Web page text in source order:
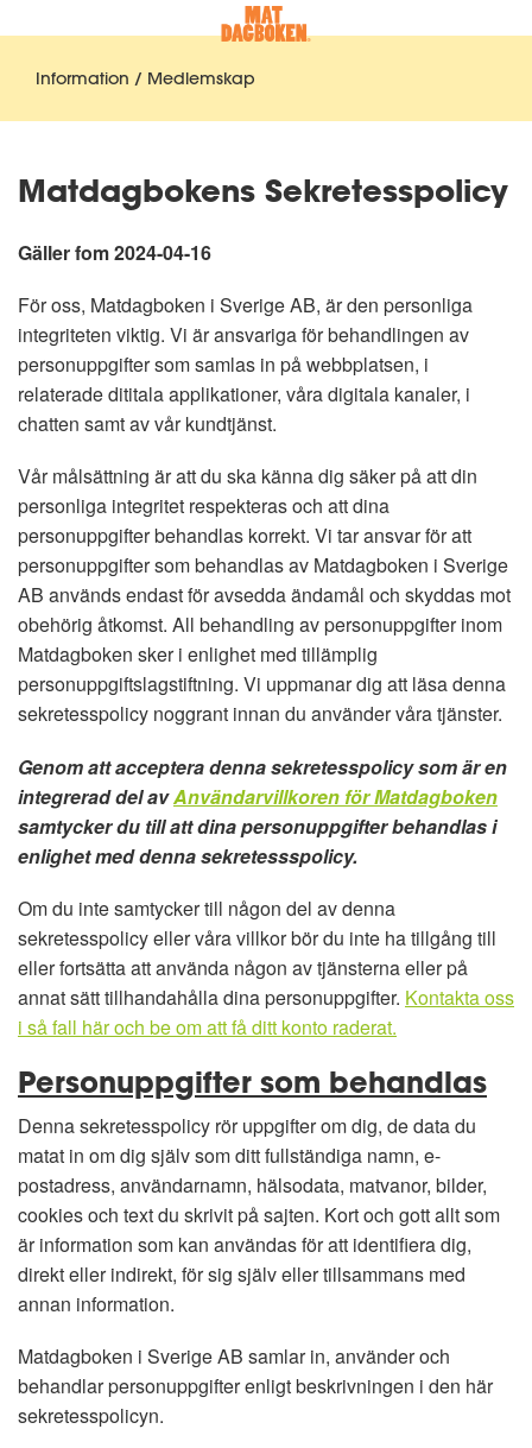
Information / Medlemskap
Matdagbokens Sekretesspolicy
Gäller fom 2024-04-16
För oss, Matdagboken i Sverige AB, är den personliga
integriteten viktig. Vi är ansvariga för behandlingen av
personuppgifter som samlas in på webbplatsen, i
relaterade dititala applikationer, våra digitala kanaler, i
chatten samt av vår kundtjänst.
Vår målsättning är att du ska känna dig säker på att din
personliga integritet respekteras och att dina
personuppgifter behandlas korrekt. Vi tar ansvar för att
personuppgifter som behandlas av Matdagboken i Sverige
AB används endast för avsedda ändamål och skyddas mot
obehörig åtkomst. All behandling av personuppgifter inom
Matdagboken sker i enlighet med tillämplig
personuppgiftslagstiftning. Vi uppmanar dig att läsa denna
sekretesspolicy noggrant innan du använder våra tjänster.
Genom att acceptera denna sekretesspolicy som är en
integrerad del avAnvändarvillkoren för Matdagboken
samtycker du till att dina personuppgifter behandlas i
enlighet med denna sekretessspolicy.
Om du inte samtycker till någon del av denna
sekretesspolicy eller våra villkor bör du inte ha tillgång till
eller fortsätta att använda någon av tjänsterna eller på
annat sätt tillhandahålla dina personuppgifter. Kontakta oss
i så fall här och be om att få ditt konto raderat.
Personuppgifter som behandlas
Denna sekretesspolicy rör uppgifter om dig, de data du
matat in om dig själv som ditt fullständiga namn, e-
postadress, användarnamn, hälsodata, matvanor, bilder,
cookies och text du skrivit på sajten. Kort och gott allt som
är information som kan användas för att identifiera dig,
direkt eller indirekt, för sig själv eller tillsammans med
annan information.
Matdagboken i Sverige AB samlar in, använder och
behandlar personuppgifter enligt beskrivningen i den här
sekretesspolicyn.